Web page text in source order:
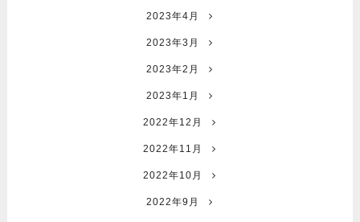
2023年4月
2023年3月
2023年2月
2023年1月
2022年12月
2022年11月
2022年10月
2022年9月